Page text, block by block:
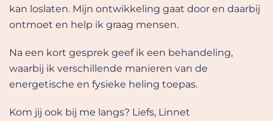
kan loslaten. Mijn ontwikkeling gaat door en daarbij
ontmoet en help ik graag mensen.
Na een kort gesprek geef ik een behandeling,
waarbij ik verschillende manieren van de
energetische en fysieke heling toepas.
Kom jij ook bij me langs? Liefs, Linnet